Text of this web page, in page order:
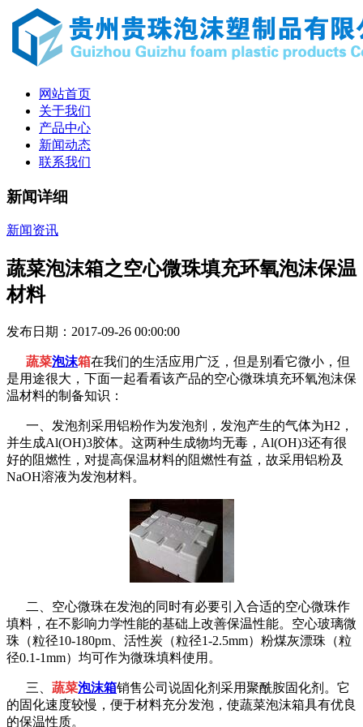
网站首页
关于我们
产品中心
新闻动态
联系我们
新闻详细
新闻资讯
蔬菜泡沫箱之空心微珠填充环氧泡沫保温
材料
发布日期：2017-09-26 00:00:00
蔬菜泡沫箱在我们的生活应用广泛，但是别看它微小，但
是用途很大，下面一起看看该产品的空心微珠填充环氧泡沫保
温材料的制备知识：
一 、发泡剂采用铝粉作为发泡剂，发泡产生的气体为H2，
并生成Al(OH)3胶体。这两种生成物均无毒，Al(OH)3还有很
好的阻燃性，对提高保温材料的阻燃性有益，故采用铝粉及
NaOH溶液为发泡材料。
二、空心微珠在发泡的同时有必要引入合适的空心微珠作
填料，在不影响力学性能的基础上改善保温性能。空心玻璃微
珠（粒径10-180pm、活性炭（粒径1-2.5mm）粉煤灰漂珠（粒
径0.1-1mm）均可作为微珠填料使用。
三、 蔬菜泡沫箱销售公司说固化剂采用聚酰胺固化剂。它
的固化速度较慢，便于材料充分发泡，使蔬菜泡沫箱具有优良
的保温性质。